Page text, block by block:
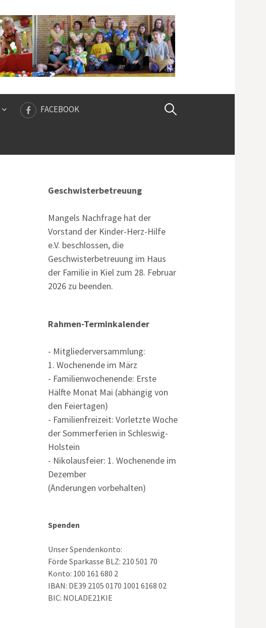
FACEBOOK Suchen
Geschwisterbetreuung
Mangels Nachfrage hat der
Vorstand der Kinder-Herz-Hilfe
e.V. beschlossen, die
Geschwisterbetreuung im Haus
der Familie in Kiel zum 28. Februar
2026 zu beenden.
Rahmen-Terminkalender
- Mitgliederversammlung:
1. Wochenende im März
- Familienwochenende: Erste
Hälfte Monat Mai (abhängig von
den Feiertagen)
- Familienfreizeit: Vorletzte Woche
der Sommerferien in Schleswig-
Holstein
- Nikolausfeier: 1. Wochenende im
Dezember
(Änderungen vorbehalten)
Spenden
Unser Spendenkonto:
Förde Sparkasse BLZ: 210 501 70
Konto: 100 161 680 2
IBAN: DE39 2105 0170 1001 6168 02
BIC: NOLADE21KIE